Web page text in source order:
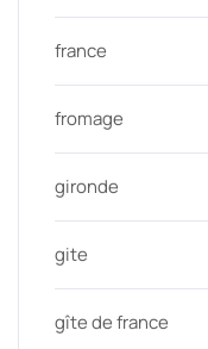
france
fromage
gironde
gite
gîte de france